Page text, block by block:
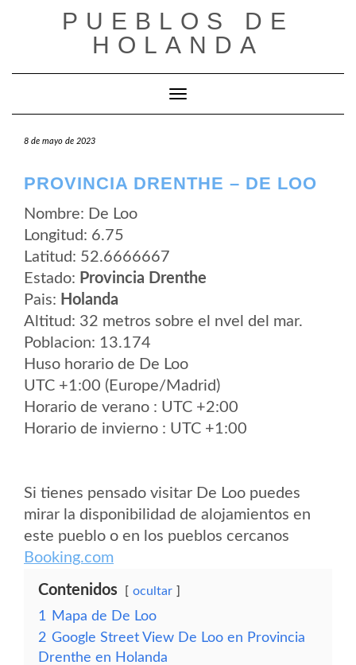
PUEBLOS DE
HOLANDA
Cambiar modo de navegación
8 de mayo de 2023
PROVINCIA DRENTHE – DE LOO
Nombre: De Loo
Longitud: 6.75
Latitud: 52.6666667
Estado: Provincia Drenthe
Pais: Holanda
Altitud: 32 metros sobre el nvel del mar.
Poblacion: 13.174
Huso horario de De Loo
UTC +1:00 (Europe/Madrid)
Horario de verano : UTC +2:00
Horario de invierno : UTC +1:00
Si tienes pensado visitar De Loo puedes
mirar la disponibilidad de alojamientos en
este pueblo o en los pueblos cercanos
Booking.com
Contenidos ocultar
1
Mapa de De Loo
2 Google Street View De Loo en Provincia
Drenthe en Holanda